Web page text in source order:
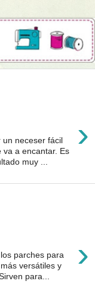
›
un neceser fácil
va a encantar. Es
muy ...
›
parches para
versátiles y
para...